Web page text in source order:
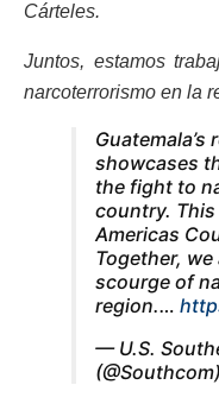
Cárteles.
Juntos, estamos
narcoterrorismo en la
showcases
the fight to
country.
Americas
Together,
scourge of
region.…
— U.S.
(@Southcom)